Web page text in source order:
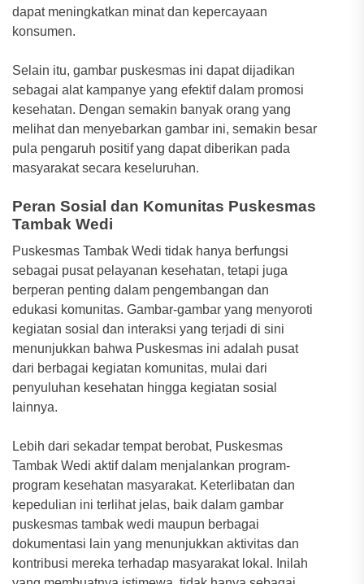
dapat meningkatkan minat dan kepercayaan
konsumen.
Selain itu, gambar puskesmas ini dapat dijadikan
sebagai alat kampanye yang efektif dalam promosi
kesehatan. Dengan semakin banyak orang yang
melihat dan menyebarkan gambar ini, semakin besar
pula pengaruh positif yang dapat diberikan pada
masyarakat secara keseluruhan.
Peran Sosial dan Komunitas Puskesmas
Tambak Wedi
Puskesmas Tambak Wedi tidak hanya berfungsi
sebagai pusat pelayanan kesehatan, tetapi juga
berperan penting dalam pengembangan dan
edukasi komunitas. Gambar-gambar yang menyoroti
kegiatan sosial dan interaksi yang terjadi di sini
menunjukkan bahwa Puskesmas ini adalah pusat
dari berbagai kegiatan komunitas, mulai dari
penyuluhan kesehatan hingga kegiatan sosial
lainnya.
Lebih dari sekadar tempat berobat, Puskesmas
Tambak Wedi aktif dalam menjalankan program-
program kesehatan masyarakat. Keterlibatan dan
kepedulian ini terlihat jelas, baik dalam gambar
puskesmas tambak wedi maupun berbagai
dokumentasi lain yang menunjukkan aktivitas dan
kontribusi mereka terhadap masyarakat lokal. Inilah